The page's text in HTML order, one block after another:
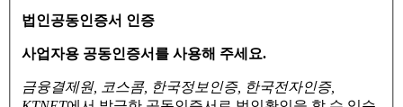
법인공동인증서 인증
사업자용 공동인증서를 사용해 주세요.
금융결제원, 코스콤, 한국정보인증, 한국전자인증,